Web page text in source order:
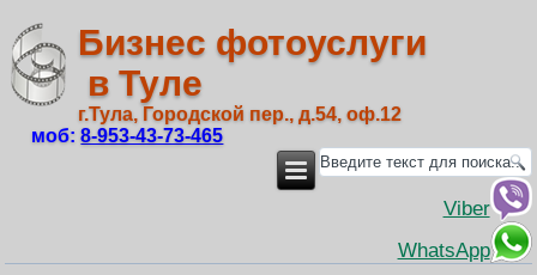
Бизнес фотоуслуги
в Туле
г.Тула, Городской пер., д.54, оф.12
моб: 8‑953‑43‑73‑465
Viber
WhatsApp